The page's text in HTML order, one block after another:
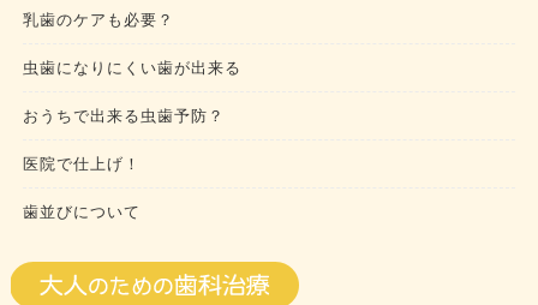
乳歯のケアも必要？
虫歯になりにくい歯が出来る
おうちで出来る虫歯予防？
医院で仕上げ！
歯並びについて